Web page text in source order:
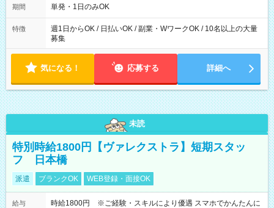
期間 単発・1日のみOK
特徴
週1日からOK / 日払いOK / 副業・WワークOK / 10名以上の大量
募集
気になる！ 応募する 詳細へ
未読
特別時給1800円【ヴァレクストラ】短期スタッ
フ 日本橋
派遣 ブランクOK WEB登録・面接OK
給与
時給1800円 ※ご経験・スキルにより優遇 スマホでかんたんに